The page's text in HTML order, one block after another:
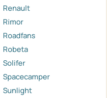
Renault
Rimor
Roadfans
Robeta
Solifer
Spacecamper
Sunlight